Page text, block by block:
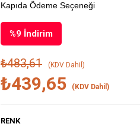
Kapıda Ödeme Seçeneği
%9 İndirim
₺483,61 (KDV Dahil)
₺439,65 (KDV Dahil)
RENK